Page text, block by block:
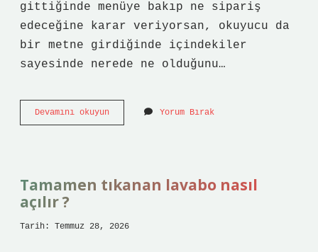
gittiğinde menüye bakıp ne sipariş
edeceğine karar veriyorsan, okuyucu da
bir metne girdiğinde içindekiler
sayesinde nerede ne olduğunu…
Devamını okuyunİçindekiler
bölümü
Yorum Bırak
Tamamen tıkanan lavabo nasıl
açılır ?
Tarih: Temmuz 28, 2026